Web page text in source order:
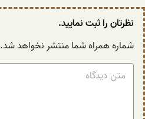
نظرتان را ثبت نمایید.
شماره همراه شما منتشر نخواهد شد.